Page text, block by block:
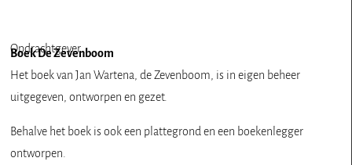
Opdrachtgever
Boek De Zevenboom
Het boek van Jan Wartena, de Zevenboom, is in eigen beheer
uitgegeven, ontworpen en gezet.
Behalve het boek is ook een plattegrond en een boekenlegger
ontworpen.